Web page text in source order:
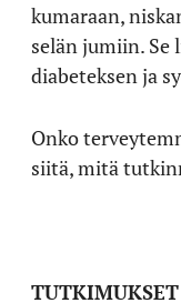
kumaraan,
selän jumiin. Se
diabeteksen ja
Onko
siitä, mitä
TUTKIMUKSET